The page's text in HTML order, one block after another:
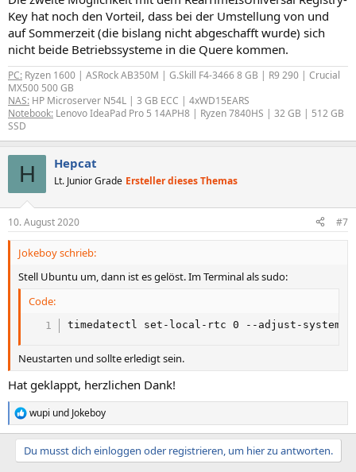
:
Key hat noch den Vorteil, dass bei der Umstellung von und
auf Sommerzeit (die bislang nicht abgeschafft wurde) sich
nicht beide Betriebssysteme in die Quere kommen.
PC: Ryzen 1600 | ASRock AB350M | G.Skill F4-3466 8 GB | R9 290 | Crucial
MX500 500 GB
NAS: HP Microserver N54L | 3 GB ECC | 4xWD15EARS
Notebook: Lenovo IdeaPad Pro 5 14APH8 | Ryzen 7840HS | 32 GB | 512 GB
SSD
H Hepcat
Lt. Junior Grade Ersteller dieses Themas
10. August 2020 #7
Jokeboy schrieb:
Stell Ubuntu um, dann ist es gelöst. Im Terminal als sudo:
Code:
timedatectl set-local-rtc 0 --adjust-system-
Neustarten und sollte erledigt sein.
Hat geklappt, herzlichen Dank!
R
e
a
wupi und Jokeboy
Du musst dich einloggen oder registrieren, um hier zu antworten.